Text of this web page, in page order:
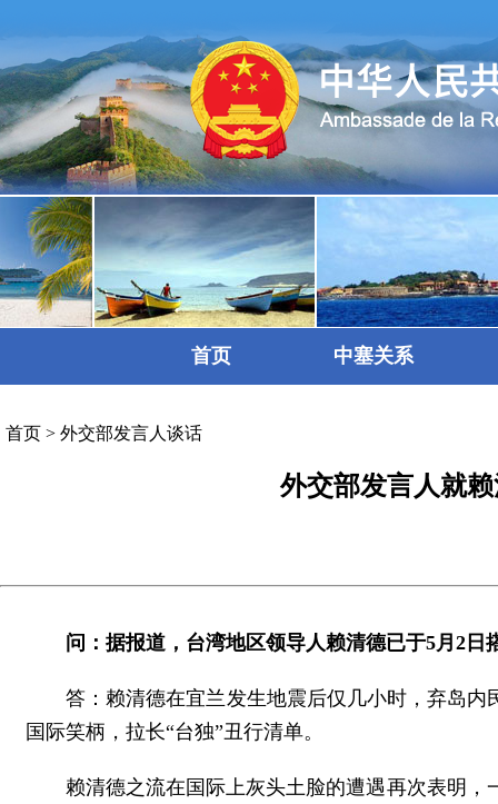
首页 中塞关系
首页 > 外交部发言人谈话
外交部发言人就
问：据报道，台湾地区领导人赖清德已于5月2
答：赖清德在宜兰发生地震后仅几小时，弃岛
国际笑柄，拉长“台独”丑行清单。
赖清德之流在国际上灰头土脸的遭遇再次表明